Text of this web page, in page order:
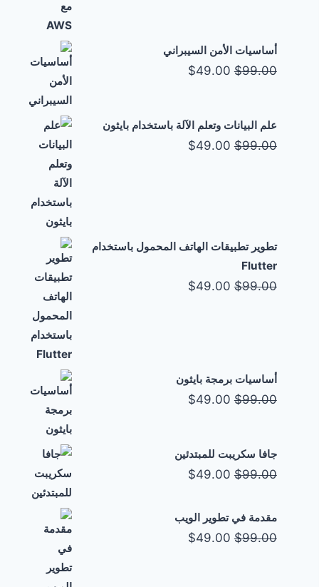
$99.00.
أساسيات الأمن السيبراني
$99.00
السعر $49.00
علم البيانات وتعلم الآلة باستخدام بايثون
$99.00
السعر $49.00
تطوير تطبيقات الهاتف المحمول باستخدام
Flutter
$99.00
السعر $49.00
أساسيات برمجة بايثون
$99.00
السعر
$99.00.
$49.00
$49.00.
جافا سكريبت للمبتدئين
$99.00
السعر
هو:
$99.00.
$49.00
هو:
مقدمة في تطوير الويب
$99.00
السعر $49.00